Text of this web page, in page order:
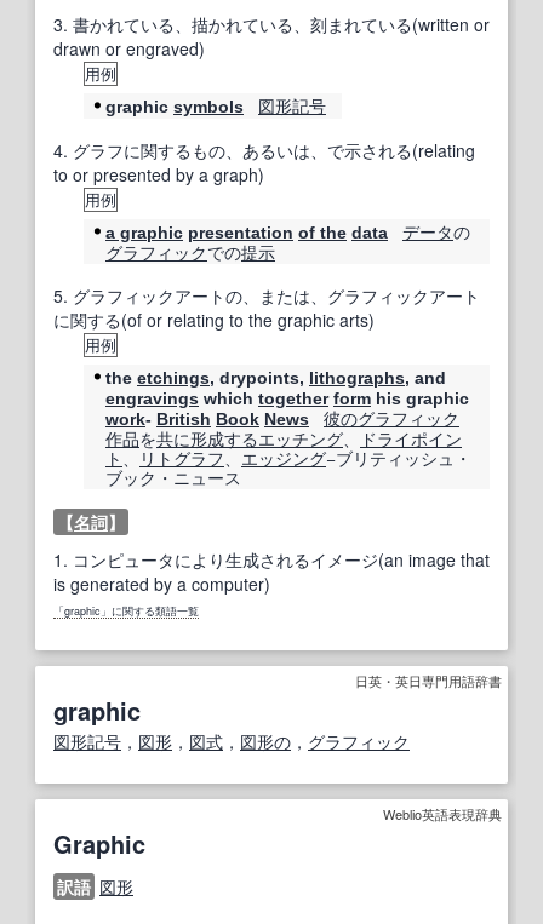
3. 書かれている、描かれている、刻まれている(written or
drawn or engraved)
用例
graphic symbols
図形記号
4. グラフに関するもの、あるいは、で示される(relating
to or presented by a graph)
用例
a graphic presentation of the data データの
グラフィックでの提示
5. グラフィックアートの、または、グラフィックアート
に関する(of or relating to the graphic arts)
用例
the etchings, drypoints, lithographs, and
engravings which together form his graphic
work- British Book News 彼のグラフィック
作品を共に形成するエッチング、
ドライポイン
ト 、 リトグラフ、 エッジング−ブリティッシュ・
ブック・ニュース
【名詞】
1. コンピュータにより生成されるイメージ(an image that
is generated by a computer)
「graphic」に関する類語一覧
日英・英日専門用語辞書
graphic
図形記号 ， 図形 ， 図式 ， 図形の ， グラフィック
Weblio英語表現辞典
Graphic
訳語 図形